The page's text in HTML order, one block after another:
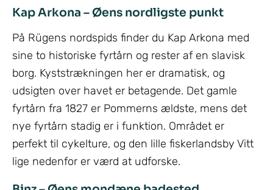
Kap Arkona – Øens nordligste punkt
På Rügens nordspids finder du Kap Arkona med
sine to historiske fyrtårn og rester af en slavisk
borg. Kyststrækningen her er dramatisk, og
udsigten over havet er betagende. Det gamle
fyrtårn fra 1827 er Pommerns ældste, mens det
nye fyrtårn stadig er i funktion. Området er
perfekt til cykelture, og den lille fiskerlandsby Vitt
lige nedenfor er værd at udforske.